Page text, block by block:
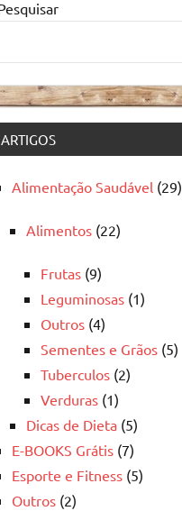
ARTIGOS
Alimentação Saudável (29)
Alimentos (22)
Frutas (9)
Leguminosas (1)
Outros (4)
Sementes e Grãos (5)
Tuberculos (2)
Verduras (1)
Dicas de Dieta (5)
E-BOOKS Grátis (7)
Esporte e Fitness (5)
Outros (2)